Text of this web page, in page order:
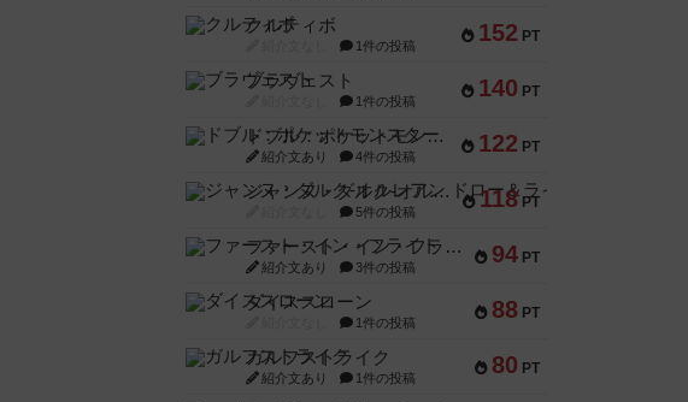
152 PT
クルティボ
1件の投稿
140 PT
ブラヴェスト
1件の投稿
122 PT
ドブル：ポケットモンスター
紹介文あり 4件の投稿
118 PT
ジャンヌ・ダルク-オルレアン ドロー＆ライト
5件の投稿
94 PT
ファースト・イン・フライト
紹介文あり 3件の投稿
88 PT
ダイススローン
1件の投稿
80 PT
ガルフストライク
紹介文あり 1件の投稿